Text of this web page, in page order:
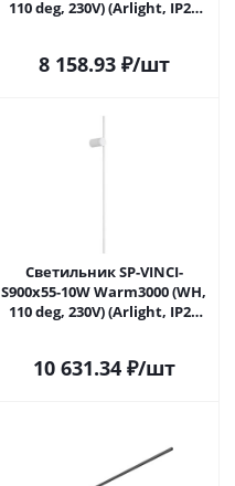
110 deg, 230V) (Arlight, IP20
8 158.93₽/шт
Светильник SP-VINCI-
S900x55-10W Warm3000 (WH,
110 deg, 230V) (Arlight, IP20
10 631.34₽/шт